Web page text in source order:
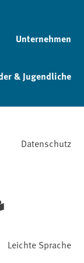
Unternehmen
& Jugendliche
Datenschutz
Leichte Sprache